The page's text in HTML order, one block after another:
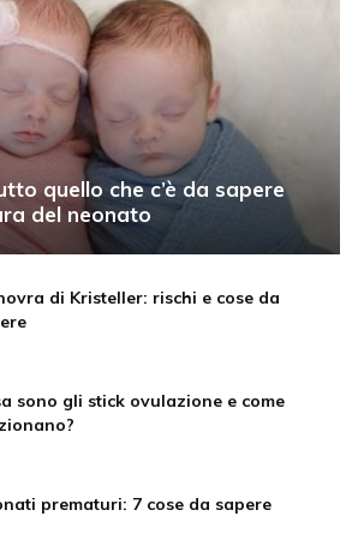
quello che c’è da sapere
del neonato
di Kristeller: rischi e cose da
sono gli stick ovulazione e come
prematuri: 7 cose da sapere